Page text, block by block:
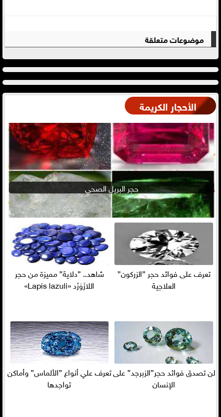
موضوعات متعلقة
الأحجار الكريمة
حجر البريل الصحي
تعرف على فوائد حجر ”الزركون”
العلاجية
شاهد.. ”دلاية” مميزة من حجر
اللازَوَرْد «Lapis lazuli»
لن تصدق فوائد حجر”الزبرجد” على
الإنسان
تعرف علي أنواع ”الألماس” وأماكن
تواجدها